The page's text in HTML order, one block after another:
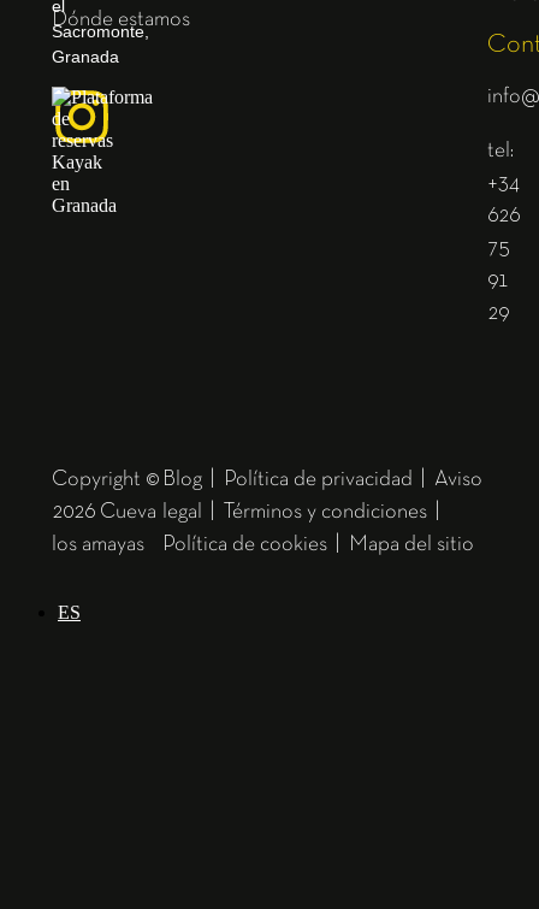
el
Sacromonte,
Granada
Dónde estamos
tel:
+34
626
75
91
29
Copyright ©
2026 Cueva
los amayas
Blog| Política de privacidad
Aviso
legal
Términos y condiciones|
Política de cookies| Mapa del sitio
ES